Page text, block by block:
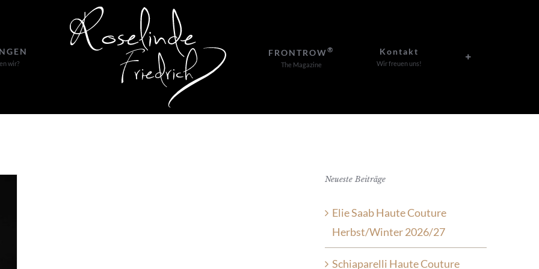
wir?
FRONTROW®
The Magazine
Kontakt
Wir freuen uns!
Neueste Beiträge
Elie Saab Haute Couture
Herbst/Winter 2026/27
Schiaparelli Haute Couture